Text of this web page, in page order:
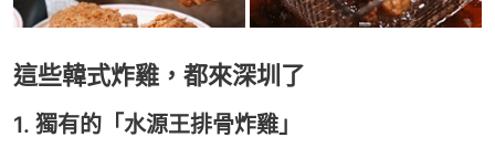
這些韓式炸雞，都來深圳了
1. 獨有的「水源王排骨炸雞」